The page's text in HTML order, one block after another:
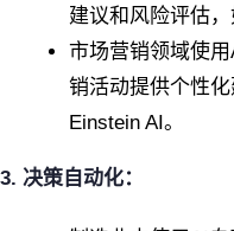
建议和风险评估，
市场营销领域使
销活动提供个性
Einstein AI。
3. 决策自动化：